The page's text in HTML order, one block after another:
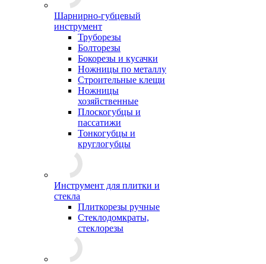
Шарнирно-губцевый
инструмент
Труборезы
Болторезы
Бокорезы и кусачки
Ножницы по металлу
Строительные клещи
Ножницы
хозяйственные
Плоскогубцы и
пассатижи
Тонкогубцы и
круглогубцы
Инструмент для плитки и
стекла
Плиткорезы ручные
Стеклодомкраты,
стеклорезы